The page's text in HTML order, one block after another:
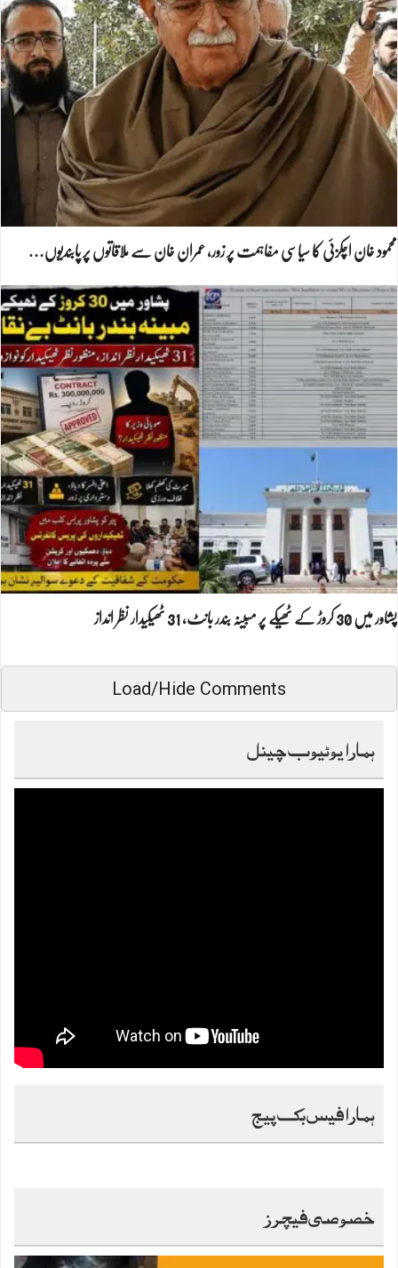
محمود خان اچکزئی کا سیاسی مفاہمت پر زور، عمران خان سے ملاقاتوں پر پابندیوں…
پشاور میں 30 کروڑ کے ٹھیکے پر مبینہ بندر بانٹ، 31 ٹھیکیدار نظر انداز
Load/Hide Comments
ہمارا یوٹیوب چینل
ہمارا فیس بک پیج
خصوصی فیچرز